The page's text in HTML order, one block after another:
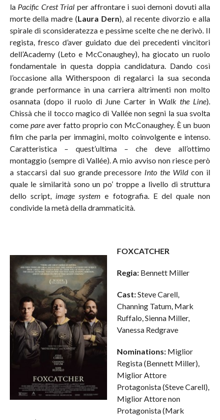
la Pacific Crest Trial per affrontare i suoi demoni dovuti alla
morte della madre (Laura Dern), al recente divorzio e alla
spirale di sconsideratezza e pessime scelte che ne derivò. Il
regista, fresco d’aver guidato due dei precedenti vincitori
dell’Academy (Leto e McConaughey), ha giocato un ruolo
fondamentale in questa doppia candidatura. Dando così
l’occasione alla Witherspoon di regalarci la sua seconda
grande performance in una carriera altrimenti non molto
osannata (dopo il ruolo di June Carter in Walk the Line).
Chissà che il tocco magico di Vallée non segni la sua svolta
come pare aver fatto proprio con McConaughey. È un buon
film che parla per immagini, molto coinvolgente e intenso.
Caratteristica – quest’ultima – che deve all’ottimo
montaggio (sempre di Vallée). A mio avviso non riesce però
a staccarsi dal suo grande precessore Into the Wildcon il
quale le similarità sono un po’ troppe a livello di struttura
dello script, image system e fotografia. E del quale non
condivide la metà della drammaticità.
FOXCATCHER
Regia: Bennett Miller
Cast:Steve Carell,
Channing Tatum, Mark
Ruffalo, Sienna Miller,
Vanessa Redgrave
Nominations: Miglior
Regista (Bennett Miller),
Miglior Attore
Protagonista (Steve Carell),
Miglior Attore non
Protagonista (Mark